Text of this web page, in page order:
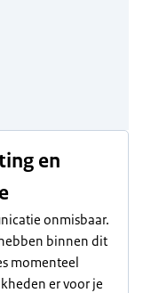
en
onmisbaar.
binnen dit
momenteel
er voor je